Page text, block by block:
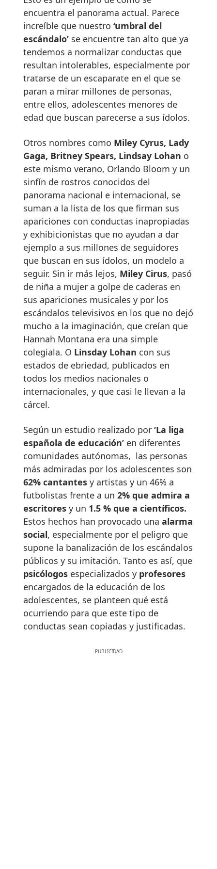
encuentra el panorama actual. Parece
increíble que nuestro ‘umbral del
escándalo’ se encuentre tan alto que ya
tendemos a normalizar conductas que
resultan intolerables, especialmente por
tratarse de un escaparate en el que se
paran a mirar millones de personas,
entre ellos, adolescentes menores de
edad que buscan parecerse a sus ídolos.
Otros nombres como Miley Cyrus, Lady
Gaga, Britney Spears, Lindsay Lohan o
este mismo verano, Orlando Bloom y un
sinfín de rostros conocidos del
panorama nacional e internacional, se
suman a la lista de los que firman sus
apariciones con conductas inapropiadas
y exhibicionistas que no ayudan a dar
ejemplo a sus millones de seguidores
que buscan en sus ídolos, un modelo a
seguir. Sin ir más lejos, Miley Cirus, pasó
de niña a mujer a golpe de caderas en
sus apariciones musicales y por los
escándalos televisivos en los que no dejó
mucho a la imaginación, que creían que
Hannah Montana era una simple
colegiala. O Linsday Lohan con sus
estados de ebriedad, publicados en
todos los medios nacionales o
internacionales, y que casi le llevan a la
cárcel.
Según un estudio realizado por ‘La liga
española de educación’ en diferentes
comunidades autónomas, las personas
más admiradas por los adolescentes son
62% cantantes y artistas y un 46% a
futbolistas frente a un 2% que admira a
escritores y un 1.5 % que a científicos.
Estos hechos han provocado una alarma
social, especialmente por el peligro que
supone la banalización de los escándalos
públicos y su imitación. Tanto es así, que
psicólogos especializados y profesores
encargados de la educación de los
adolescentes, se planteen qué está
ocurriendo para que este tipo de
conductas sean copiadas y justificadas.